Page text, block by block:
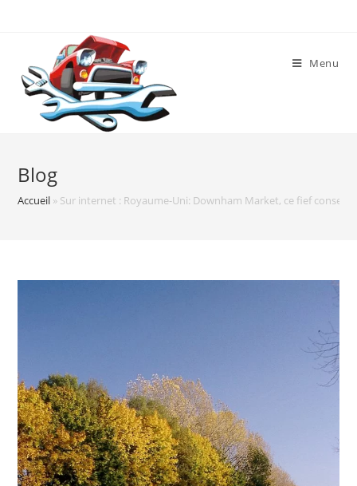
Menu
Blog
Accueil » Sur internet : Royaume-Uni: Downham Market, ce fief